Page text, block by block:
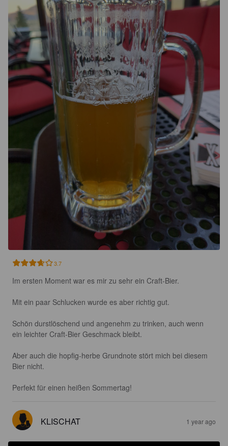
3.7
Im ersten Moment war es mir zu sehr ein Craft-Bier.
Mit ein paar Schlucken wurde es aber richtig gut.
Schön durstlöschend und angenehm zu trinken, auch wenn
ein leichter Craft-Bier Geschmack bleibt.
Aber auch die hopfig-herbe Grundnote stört mich bei diesem
Bier nicht.
Perfekt für einen heißen Sommertag!
KLISCHAT 1 year ago